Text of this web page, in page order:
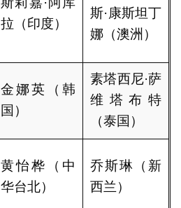
拉（印度）
斯·康斯坦丁
娜（澳洲）
金娜英（韩
国）
素塔西尼·萨
维塔布特
（泰国）
黄怡桦（中
华台北）
乔斯琳（新
西兰）